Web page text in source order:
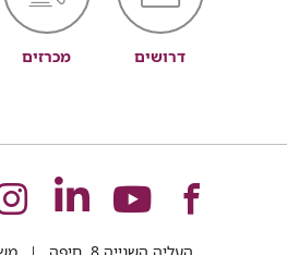
דרושים מכרזים
לעמוד
לעמוד